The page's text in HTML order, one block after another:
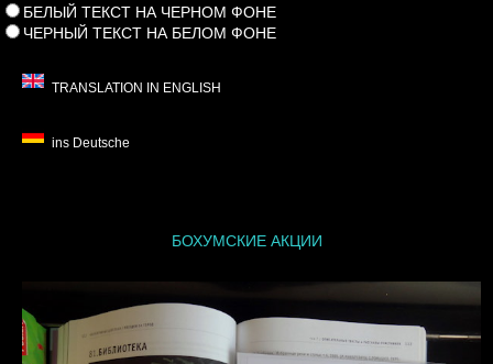
БЕЛЫЙ ТЕКСТ НА ЧЕРНОМ ФОНЕ
ЧЕРНЫЙ ТЕКСТ НА БЕЛОМ ФОНЕ
TRANSLATION IN ENGLISH
ins Deutsche
БОХУМСКИЕ АКЦИИ